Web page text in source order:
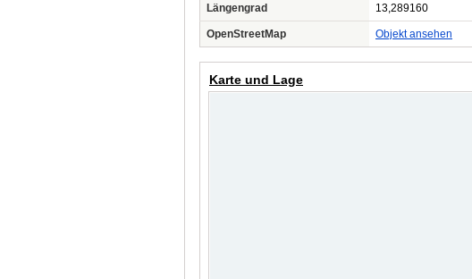
Längengrad 13,289160
OpenStreetMap Objekt ansehen
Karte und Lage